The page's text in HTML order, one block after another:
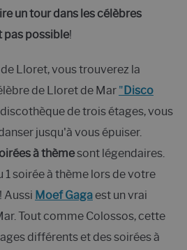
un tour dans les célèbres
pas possible!
Lloret, vous trouverez la
de Lloret de Mar "Disco
de trois étages, vous
jusqu'à vous épuiser.
à thèmesont légendaires.
1 soirée à thème lors de votre
Aussi Moef Gagaest un vrai
Tout comme Colossos, cette
différents et des soirées à